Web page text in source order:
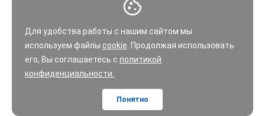
Для удобства работы с нашим сайтом мы
используем файлы cookie . Продолжая использовать
его, Вы соглашаетесь с политикой
конфиденциальности.
Понятно